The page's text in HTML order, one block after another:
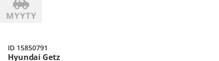
Hyundai Getz
ID 15850791